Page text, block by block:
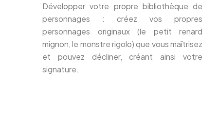
Développer votre propre bibliothèque de
personnages : créez vos propres
personnages originaux (le petit renard
mignon, le monstre rigolo) que vous maîtrisez
et pouvez décliner, créant ainsi votre
signature.